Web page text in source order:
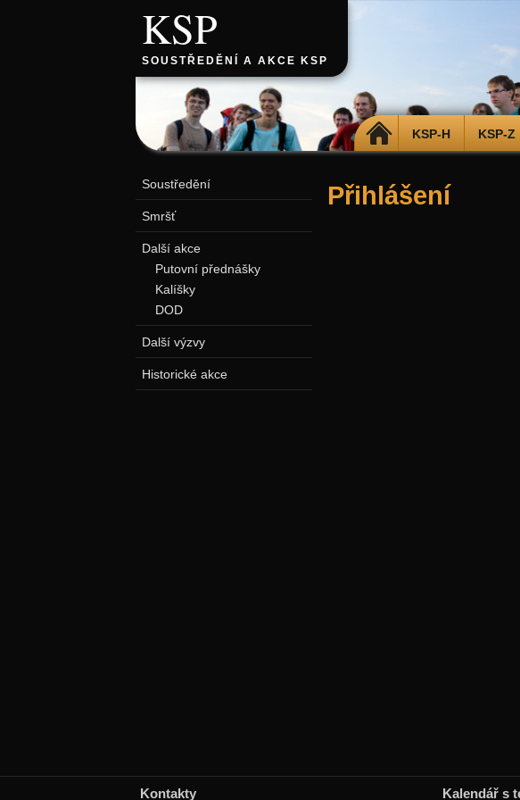
KSP
SOUSTŘEDĚNÍ A AKCE KSP
DOMŮ KSP-H KSP-Z
Přihlášení
Soustředění
Smršť
Další akce
Putovní přednášky
Kalíšky
DOD
Další výzvy
Historické akce
Kontakty Kalendář s